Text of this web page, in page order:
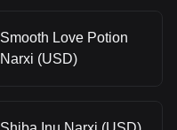
Smooth Love Potion
Narxi (USD)